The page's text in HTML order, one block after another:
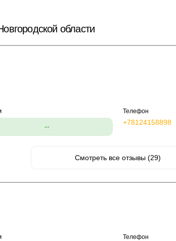
области
--
Телефон
+78124158898
Смотреть все отзывы (29)
Телефон